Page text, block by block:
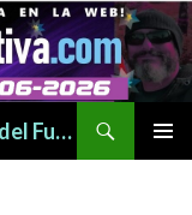
LaBestiaDeportiva.com, de Tierra del Fuego para todo el mundo